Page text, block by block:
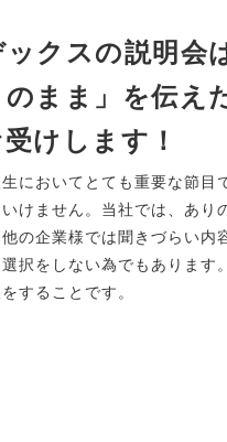
クスの説明会
のまま」を伝え
けします！
においてとても重要な節目
けません。当社では、あり
の企業様では聞きづらい内
択をしない為でもあります
することです。